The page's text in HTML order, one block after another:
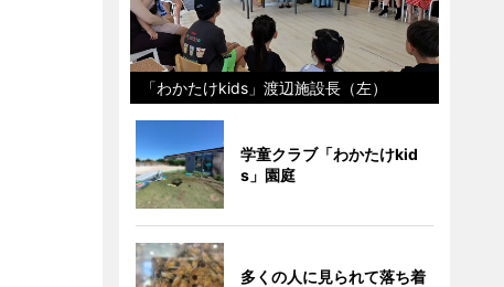
「わかたけkids」渡辺施設長（左）
学童クラブ「わかたけkid
s」園庭
多くの人に見られて落ち着